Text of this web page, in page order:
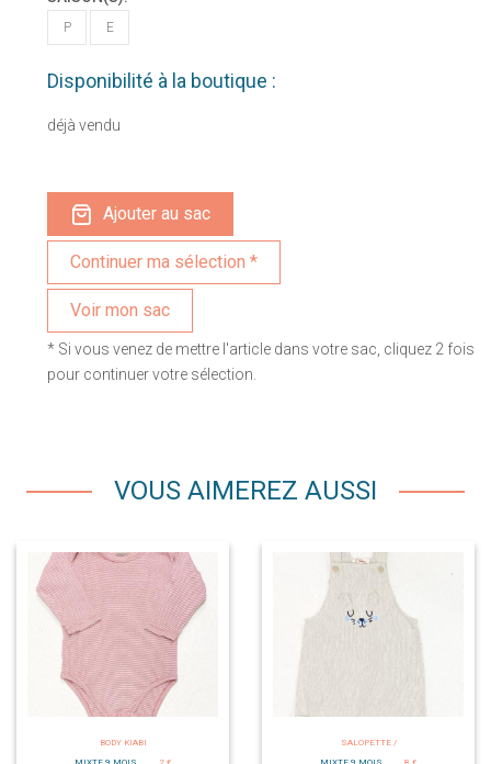
P E
Disponibilité à la boutique :
déjà vendu
Ajouter au sac
Voir mon sac
* Si vous venez de mettre l'article dans votre sac, cliquez 2 fois
pour continuer votre sélection.
VOUS AIMEREZ AUSSI
BODY KIABI
SALOPETTE /